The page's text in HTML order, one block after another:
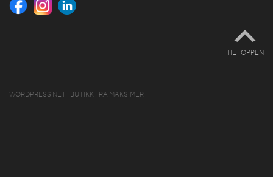
TIL TOPPEN
WORDPRESS NETTBUTIKK FRA MAKSIMER